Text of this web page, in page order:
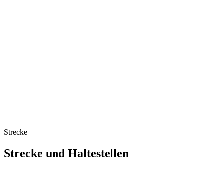
Strecke
Strecke und Haltestellen